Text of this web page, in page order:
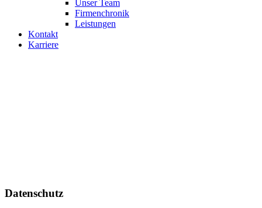
Unser Team
Firmenchronik
Leistungen
Kontakt
Karriere
Datenschutz